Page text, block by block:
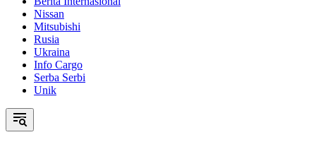
Nissan
Mitsubishi
Rusia
Ukraina
Info Cargo
Serba Serbi
Unik